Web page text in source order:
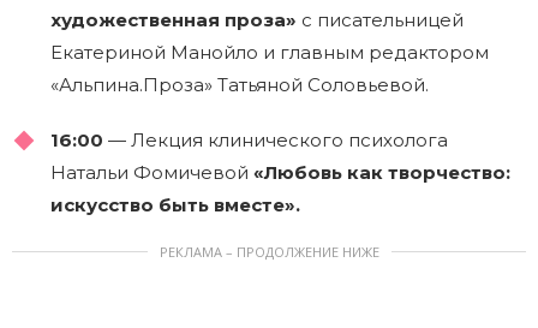
художественная проза» с писательницей
Екатериной Манойло и главным редактором
«Альпина.Проза» Татьяной Соловьевой.
16:00 — Лекция клинического психолога
Натальи Фомичевой «Любовь как творчество:
искусство быть вместе».
РЕКЛАМА – ПРОДОЛЖЕНИЕ НИЖЕ